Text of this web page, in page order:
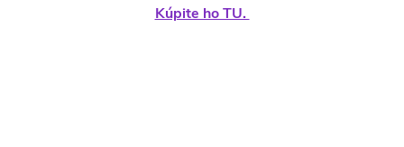
Kúpite ho TU.